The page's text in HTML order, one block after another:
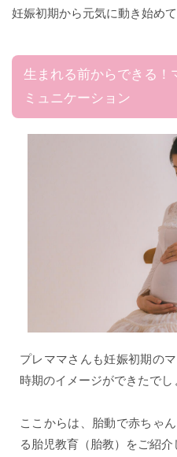
妊娠初期から元気に動き始めて
生まれる前からできる！
ミュニケーション
プレママさんも妊娠初期の
時期のイメージができたでし
ここからは、胎動で赤ちゃ
る胎児教育（胎教）をご紹介